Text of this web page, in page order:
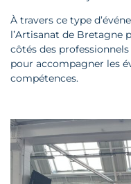
À travers ce type
l’Artisanat de Bretagne
côtés des
pour accompagner les
compétences.